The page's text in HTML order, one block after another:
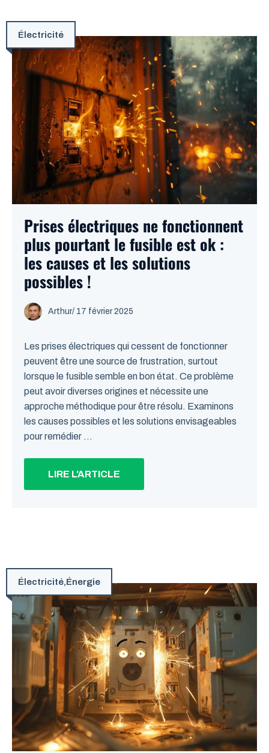
Électricité
Prises électriques ne fonctionnent
plus pourtant le fusible est ok :
les causes et les solutions
possibles !
Arthur/ 17 février 2025
Les prises électriques qui cessent de fonctionner
peuvent être une source de frustration, surtout
lorsque le fusible semble en bon état. Ce problème
peut avoir diverses origines et nécessite une
approche méthodique pour être résolu. Examinons
les causes possibles et les solutions envisageables
pour remédier ...
LIRE L'ARTICLE
Électricité,Énergie